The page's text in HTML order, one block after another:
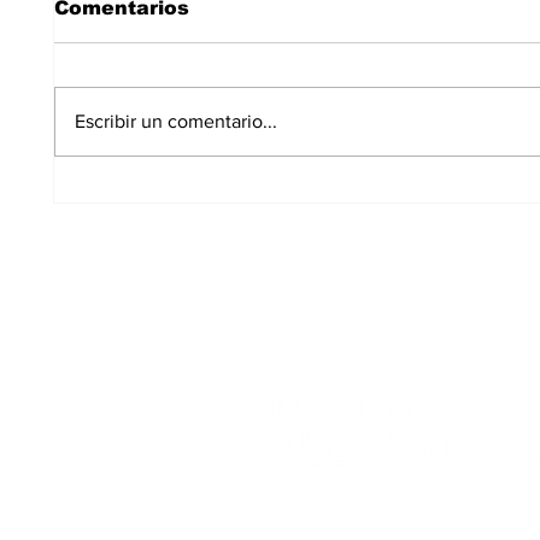
Comentarios
Escribir un comentario...